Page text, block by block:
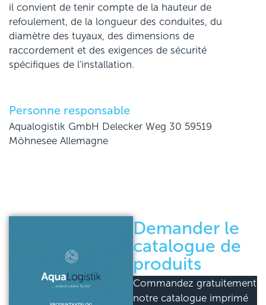
il convient de tenir compte de la hauteur de
refoulement, de la longueur des conduites, du
diamètre des tuyaux, des dimensions de
raccordement et des exigences de sécurité
spécifiques de l'installation.
Personne responsable
Aqualogistik GmbH Delecker Weg 30 59519
Möhnesee Allemagne
Demander le
catalogue de
produits
Commandez gratuitement
notre catalogue imprimé